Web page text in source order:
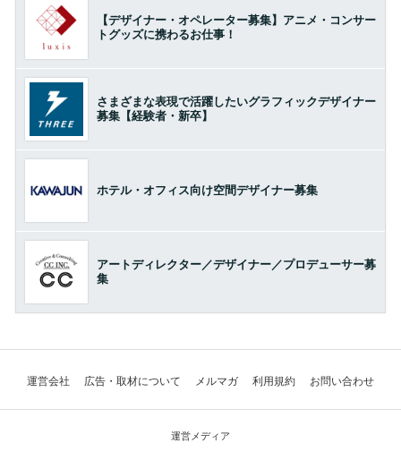
【デザイナー・オペレーター募集】アニメ・コンサー
トグッズに携わるお仕事！
さまざまな表現で活躍したいグラフィックデザイナー
募集【経験者・新卒】
ホテル・オフィス向け空間デザイナー募集
アートディレクター／デザイナー／プロデューサー募
集
運営会社 広告・取材について メルマガ 利用規約 お問い合わせ
運営メディア